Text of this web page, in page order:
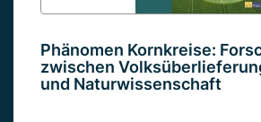
Phänomen Kornkreise:
zwischen
und Naturwissenschaft